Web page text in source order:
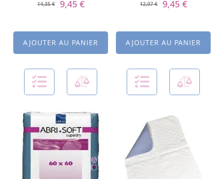
14,35 € 9,45 €
AJOUTER AU PANIER
12,07 € 9,45 €
AJOUTER AU PANIER